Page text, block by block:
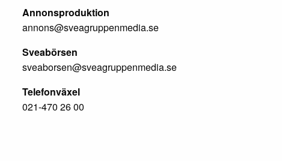
Annonsproduktion
annons@sveagruppenmedia.se
Sveabörsen
sveaborsen@sveagruppenmedia.se
Telefonväxel
021-470 26 00